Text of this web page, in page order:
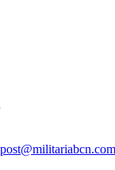
post@militariabcn.com